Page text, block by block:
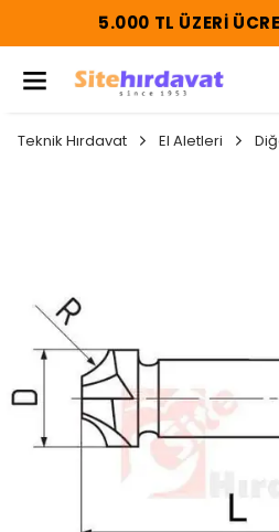
5.000 TL ÜZERI
Teknik Hırdavat El Aletleri